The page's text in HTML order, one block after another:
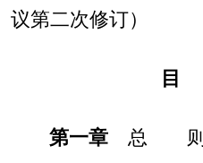
议第二次修订）
目
第一章总 则